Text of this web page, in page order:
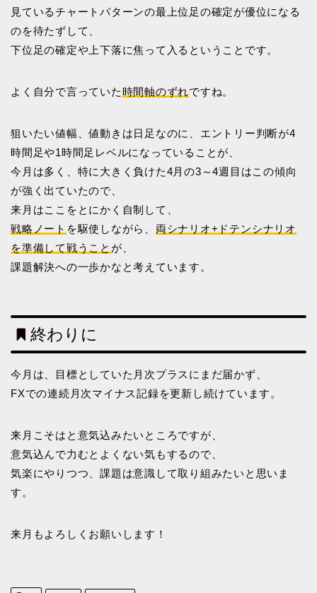
見ているチャートパターンの最上位足の確定が優位になる
のを待たずして、
下位足の確定や上下落に焦って入るということです。
よく自分で言っていた時間軸のずれですね。
狙いたい値幅、値動きは日足なのに、エントリー判断が4
時間足や1時間足レベルになっていることが、
今月は多く、特に大きく負けた4月の3～4週目はこの傾向
が強く出ていたので、
来月はここをとにかく自制して、
戦略ノート を駆使しながら、 両シナリオ+ドテンシナリオ
を準備して戦うこと が、
課題解決への一歩かなと考えています。
終わりに
今月は、目標としていた月次プラスにまだ届かず、
FXでの連続月次マイナス記録を更新し続けています。
来月こそはと意気込みたいところですが、
意気込んで力むとよくない気もするので、
気楽にやりつつ、課題は意識して取り組みたいと思いま
す。
来月もよろしくお願いします！